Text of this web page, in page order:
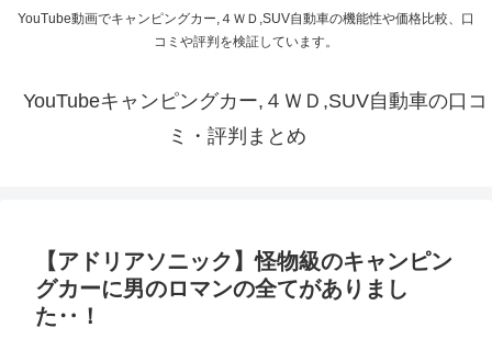
YouTube動画でキャンピングカー,４ＷＤ,SUV自動車の機能性や価格比較、口
コミや評判を検証しています。
YouTubeキャンピングカー,４ＷＤ,SUV自動車の口コ
ミ・評判まとめ
【アドリアソニック】怪物級のキャンピン
グカーに男のロマンの全てがありまし
た‥！